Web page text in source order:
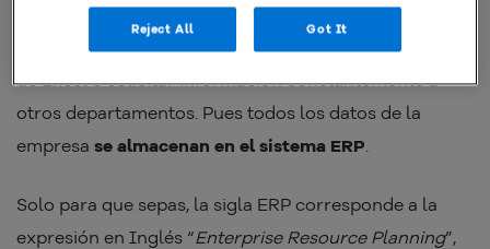
Ya no necesitarás actualizar una multitud de planillas
de Excel o solicitar información constantemente a
otros departamentos. Pues todos los datos de la
empresa se almacenan en el sistema ERP
Solo para que sepas, la sigla ERP corresponde a la
expresión en Inglés “Enterprise Resource Planning”,
Reject All Got It